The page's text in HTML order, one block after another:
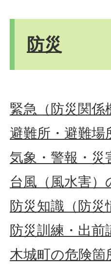
防災
緊急（防災関係
避難所・避難場
気象・警報・災
台風（風水害）
防災知識（防災
防災訓練・出前
木城町の危険